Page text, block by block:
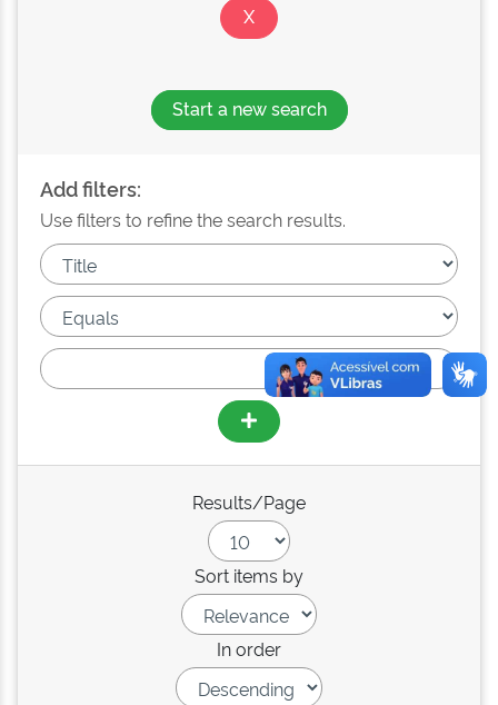
Start a new search
Add filters:
Use filters to refine the search results.
Results/Page
Sort items by
In order